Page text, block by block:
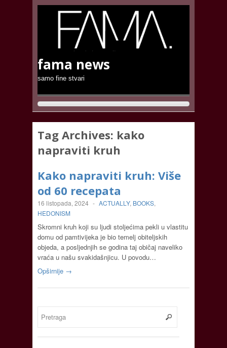
fama news
samo fine stvari
Tag Archives: kako
napraviti kruh
Kako napraviti kruh: Više
od 60 recepata
16 listopada, 2024 - ACTUALLY, BOOKS,
HEDONISM
Skromni kruh koji su ljudi stoljećima pekli u vlastitu
domu od pamtivijeka je bio temelj obiteljskih
objeda, a posljednjih se godina taj običaj naveliko
vraća u našu svakidašnjicu. U povodu…
Opširnije →